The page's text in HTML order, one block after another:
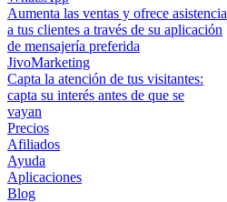
Aumenta las ventas y ofrece asistencia
a tus clientes a través de su aplicación
de mensajería preferida
JivoMarketing
Capta la atención de tus visitantes:
capta su interés antes de que se
vayan
Precios
Afiliados
Ayuda
Aplicaciones
Blog